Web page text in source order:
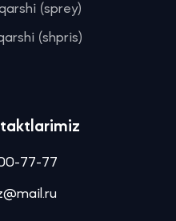
(sprey)
(shpris)
77-77